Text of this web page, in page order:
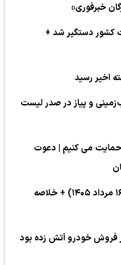
خبرفوری»
کشور دستگیر شد +
و پیاز در صدر لیست
حمایت می کنیم | دعوت
فیلم‌های سینمایی آخر هفته تلویزیون (۱۵ و ۱۶ مرداد ۱۴۰۵) + خلاصه
فروش خودرو آتش زده بود